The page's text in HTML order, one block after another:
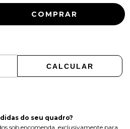
CALCULAR
do seu quadro?
sob encomenda, exclusivamente para